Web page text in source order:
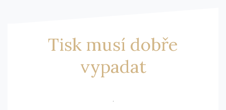
Tisk musí dobře
vypadat